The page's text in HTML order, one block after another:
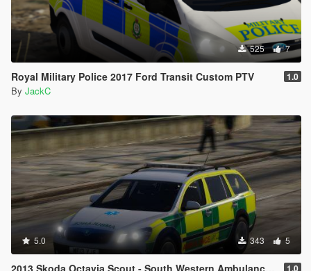
525 7
Royal Military Police 2017 Ford Transit Custom PTV 1.0
By JackC
5.0 343 5
2013 Skoda Octavia Scout - South Western Ambulance Service RRV 1.0